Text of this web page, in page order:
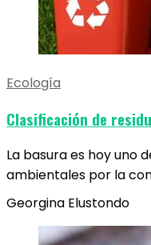
Ecología
Clasificación de
La basura es hoy uno
ambientales por la
Georgina Elustondo